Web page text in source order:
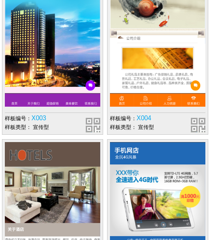
样板编号： X003
样板类型： 宣传型
样板编号： X004
样板类型： 宣传型